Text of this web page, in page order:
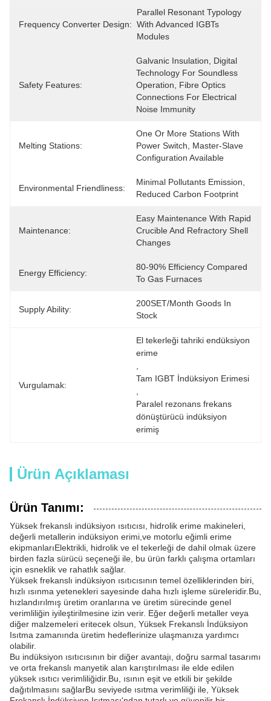
Frequency Converter Design:
Parallel Resonant Typology
With Advanced IGBTs
Modules
Safety Features:
Galvanic Insulation, Digital
Technology For Soundless
Operation, Fibre Optics
Connections For Electrical
Noise Immunity
Melting Stations:
One Or More Stations With
Power Switch, Master-Slave
Configuration Available
Environmental Friendliness:
Minimal Pollutants Emission,
Reduced Carbon Footprint
Maintenance:
Easy Maintenance With Rapid
Crucible And Refractory Shell
Changes
Energy Efficiency:
80-90% Efficiency Compared
To Gas Furnaces
Supply Ability:
200SET/Month Goods In
Stock
Vurgulamak:
El tekerleği tahriki endüksiyon
erime
Tam IGBT İndüksiyon Erimesi
Paralel rezonans frekans
dönüştürücü indüksiyon
erimiş
Ürün Açıklaması
Ürün Tanımı:
Yüksek frekanslı indüksiyon ısıtıcısı, hidrolik erime makineleri,
değerli metallerin indüksiyon erimi,ve motorlu eğimli erime
ekipmanlarıElektrikli, hidrolik ve el tekerleği de dahil olmak üzere
birden fazla sürücü seçeneği ile, bu ürün farklı çalışma ortamları
için esneklik ve rahatlık sağlar.
Yüksek frekanslı indüksiyon ısıtıcısının temel özelliklerinden biri,
hızlı ısınma yetenekleri sayesinde daha hızlı işleme süreleridir.Bu,
hızlandırılmış üretim oranlarına ve üretim sürecinde genel
verimliliğin iyileştirilmesine izin verir. Eğer değerli metaller veya
diğer malzemeleri eritecek olsun, Yüksek Frekanslı İndüksiyon
Isıtma zamanında üretim hedeflerinize ulaşmanıza yardımcı
olabilir.
Bu indüksiyon ısıtıcısının bir diğer avantajı, doğru sarmal tasarımı
ve orta frekanslı manyetik alan karıştırılması ile elde edilen
yüksek ısıtıcı verimliliğidir.Bu, ısının eşit ve etkili bir şekilde
dağıtılmasını sağlarBu seviyede ısıtma verimliliği ile, Yüksek